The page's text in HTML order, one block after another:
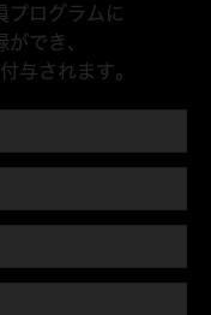
プログラムに
でき、
与されます。